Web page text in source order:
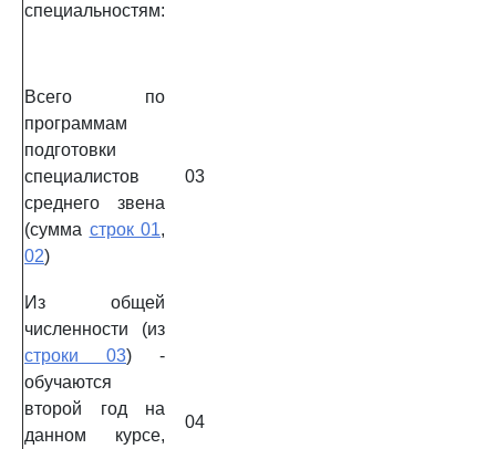
специальностям:
Всего по
программам
подготовки
специалистов
среднего звена
(сумма строк 01,
02)
03
Из общей
численности (из
строки 03) -
обучаются
второй год на
данном курсе,
04